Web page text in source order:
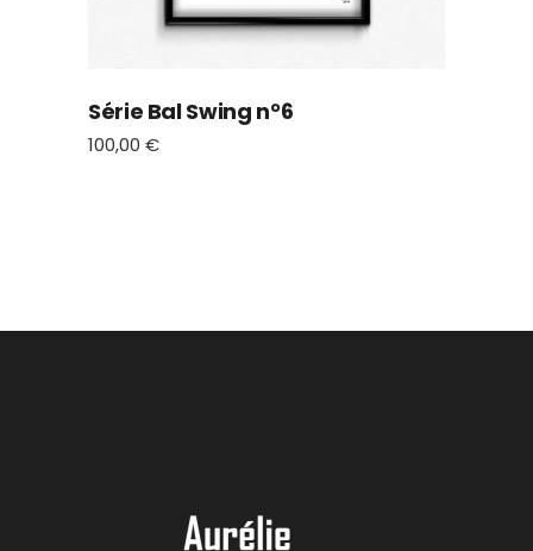
Série Bal Swing n°6
100,00 €